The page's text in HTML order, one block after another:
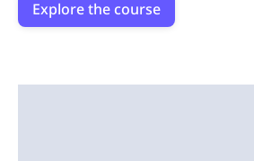
Explore the course